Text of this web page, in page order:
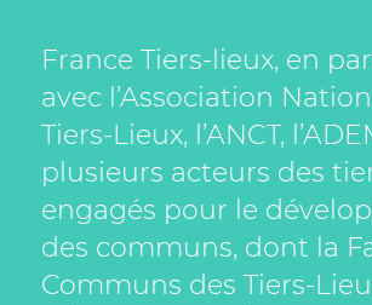
France Tiers-lieux, en
avec l’Association
Tiers-Lieux, l’ANCT,
plusieurs acteurs des
engagés pour le
des communs, dont la
Communs des Tiers-